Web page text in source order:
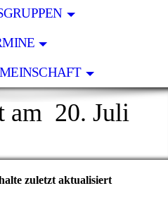
am 20. Juli
zuletzt aktualisiert